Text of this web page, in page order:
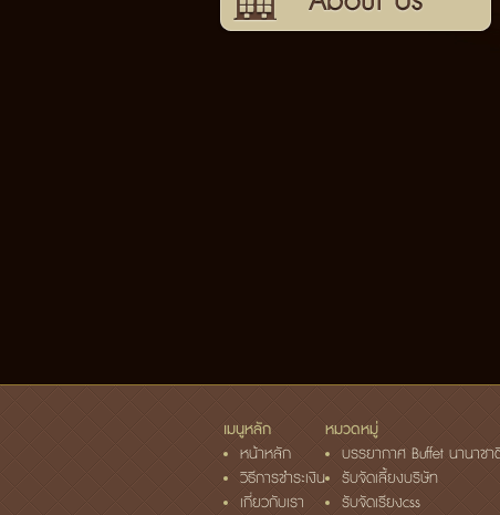
เมนูหลัก
หน้าหลัก
วิธีการชำระเงิน
เกี่ยวกับเรา
หมวดหมู่
บรรยากาศ Buffet นานาชา
รับจัดเลี้ยงบริษัท
รับจัดเรียงcss